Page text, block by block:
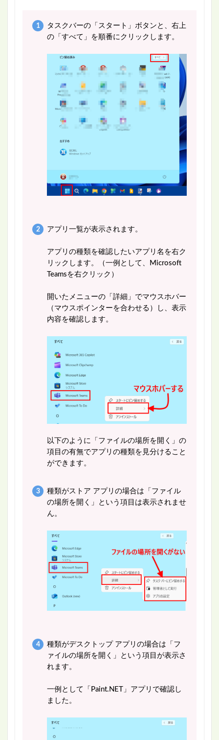
タスクバーの「スタート」ボタンと、右上
の「すべて」を順番にクリックします。
アプリ一覧が表示されます。
アプリの種類を確認したいアプリ名を右ク
リックします。（一例として、Microsoft
Teamsを右クリック）
開いたメニューの「詳細」でマウスホバー
（マウスポインターを合わせる）し、表示
内容を確認します。
以下のように「ファイルの場所を開く」の
項目の有無でアプリの種類を見分けること
ができます。
種類がストア アプリの場合は「ファイル
の場所を開く」という項目は表示されませ
ん。
種類がデスクトップ アプリの場合は「フ
ァイルの場所を開く」という項目が表示さ
れます。
一例として「Paint.NET」アプリで確認し
ました。